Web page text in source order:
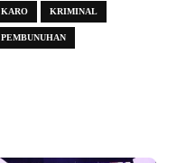
KARO KRIMINAL
PEMBUNUHAN